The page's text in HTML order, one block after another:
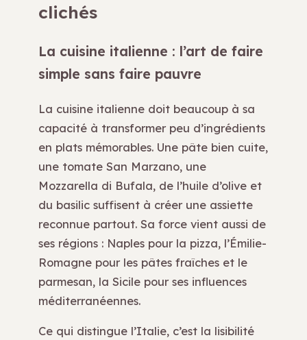
clichés
La cuisine italienne : l’art de faire
simple sans faire pauvre
La cuisine italienne doit beaucoup à sa
capacité à transformer peu d’ingrédients
en plats mémorables. Une pâte bien cuite,
une tomate San Marzano, une
Mozzarella di Bufala, de l’huile d’olive et
du basilic suffisent à créer une assiette
reconnue partout. Sa force vient aussi de
ses régions : Naples pour la pizza, l’Émilie-
Romagne pour les pâtes fraîches et le
parmesan, la Sicile pour ses influences
méditerranéennes.
Ce qui distingue l’Italie, c’est la lisibilité